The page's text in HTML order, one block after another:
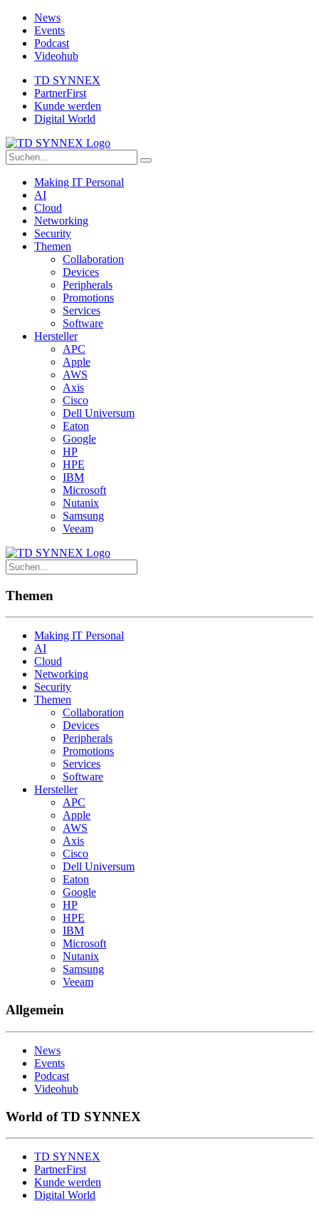
News
Events
Podcast
Videohub
TD SYNNEX
PartnerFirst
Kunde werden
Digital World
Making IT Personal
AI
Cloud
Networking
Security
Themen
Collaboration
Devices
Peripherals
Promotions
Services
Software
Hersteller
APC
Apple
AWS
Axis
Cisco
Dell Universum
Eaton
Google
HP
HPE
IBM
Microsoft
Nutanix
Samsung
Veeam
Themen
Making IT Personal
AI
Cloud
Networking
Security
Themen
Collaboration
Devices
Peripherals
Promotions
Services
Software
Hersteller
APC
Apple
AWS
Axis
Cisco
Dell Universum
Eaton
Google
HP
HPE
IBM
Microsoft
Nutanix
Samsung
Veeam
Allgemein
News
Events
Podcast
Videohub
World of TD SYNNEX
TD SYNNEX
PartnerFirst
Kunde werden
Digital World